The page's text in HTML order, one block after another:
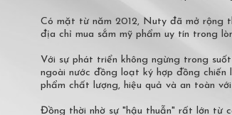
Có mặt từ năm 2012, Nuty đã mở rộng
địa chỉ mua sắm mỹ phẩm uy tín trong
Với sự phát triển không ngừng trong
ngoài nước đồng loạt ký hợp đồng chiến
phẩm chất lượng, hiệu quả và an toàn
Đồng thời nhờ sự "hậu thuẫn" rất lớn từ